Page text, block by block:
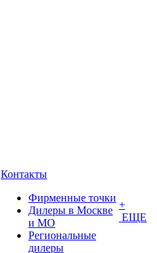
Контакты
Фирменные точки
Дилеры в Москве
и МО
Региональные
дилеры
+
ЕЩЕ